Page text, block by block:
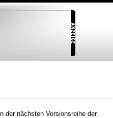
der nächsten Versionsreihe der